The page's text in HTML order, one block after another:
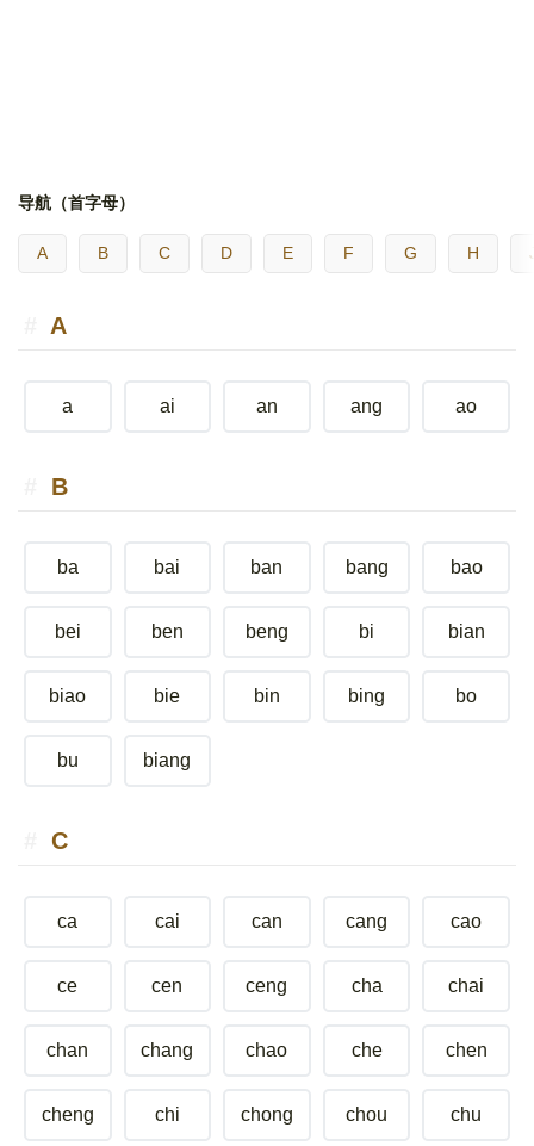
导航（首字母）
A B C D E F G H
A
a ai an ang ao
B
ba bai ban bang bao
bei ben beng bi bian
biao bie bin bing bo
bu biang
C
ca cai can cang cao
ce cen ceng cha chai
chan chang chao che chen
cheng chi chong chou chu